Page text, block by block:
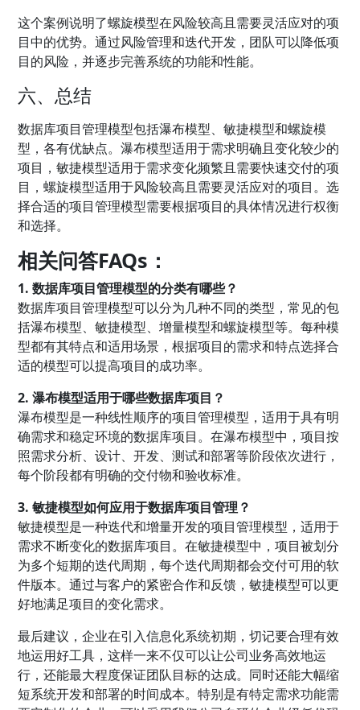
这个案例说明了螺旋模型在风险较高且需要灵活应对的项
目中的优势。通过风险管理和迭代开发，团队可以降低项
目的风险，并逐步完善系统的功能和性能。
六、总结
数据库项目管理模型包括瀑布模型、敏捷模型和螺旋模
型，各有优缺点。瀑布模型适用于需求明确且变化较少的
项目，敏捷模型适用于需求变化频繁且需要快速交付的项
目，螺旋模型适用于风险较高且需要灵活应对的项目。选
择合适的项目管理模型需要根据项目的具体情况进行权衡
和选择。
相关问答FAQs：
1. 数据库项目管理模型的分类有哪些？
数据库项目管理模型可以分为几种不同的类型，常见的包
括瀑布模型、敏捷模型、增量模型和螺旋模型等。每种模
型都有其特点和适用场景，根据项目的需求和特点选择合
适的模型可以提高项目的成功率。
2. 瀑布模型适用于哪些数据库项目？
瀑布模型是一种线性顺序的项目管理模型，适用于具有明
确需求和稳定环境的数据库项目。在瀑布模型中，项目按
照需求分析、设计、开发、测试和部署等阶段依次进行，
每个阶段都有明确的交付物和验收标准。
3. 敏捷模型如何应用于数据库项目管理？
敏捷模型是一种迭代和增量开发的项目管理模型，适用于
需求不断变化的数据库项目。在敏捷模型中，项目被划分
为多个短期的迭代周期，每个迭代周期都会交付可用的软
件版本。通过与客户的紧密合作和反馈，敏捷模型可以更
好地满足项目的变化需求。
最后建议，企业在引入信息化系统初期，切记要合理有效
地运用好工具，这样一来不仅可以让公司业务高效地运
行，还能最大程度保证团队目标的达成。同时还能大幅缩
短系统开发和部署的时间成本。特别是有特定需求功能需